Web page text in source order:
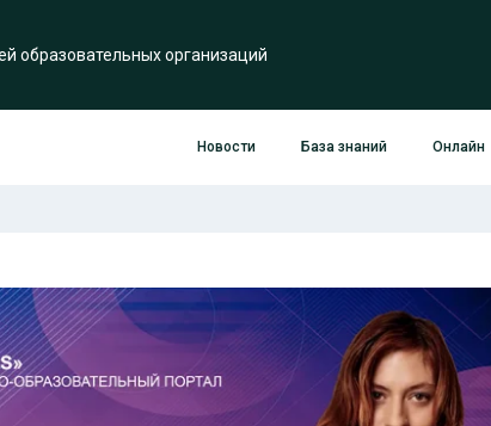
образовательных организаций
Новости База знаний Онлайн